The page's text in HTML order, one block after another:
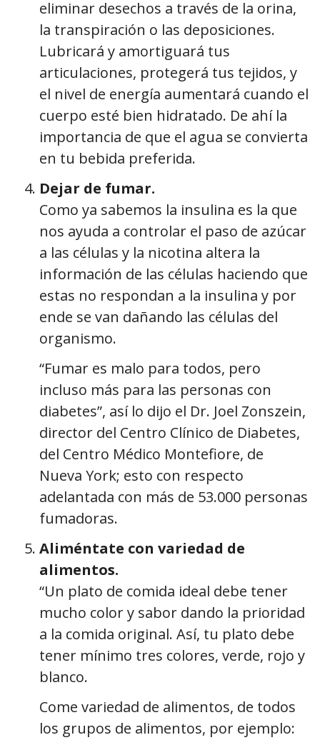
eliminar desechos a través de la orina,
la transpiración o las deposiciones.
Lubricará y amortiguará tus
articulaciones, protegerá tus tejidos, y
el nivel de energía aumentará cuando el
cuerpo esté bien hidratado. De ahí la
importancia de que el agua se convierta
en tu bebida preferida.
Dejar de fumar.
Como ya sabemos la insulina es la que
nos ayuda a controlar el paso de azúcar
a las células y la nicotina altera la
información de las células haciendo que
estas no respondan a la insulina y por
ende se van dañando las células del
organismo.
“Fumar es malo para todos, pero
incluso más para las personas con
diabetes”, así lo dijo el Dr. Joel Zonszein,
director del Centro Clínico de Diabetes,
del Centro Médico Montefiore, de
Nueva York; esto con respecto
adelantada con más de 53.000 personas
fumadoras.
Aliméntate con variedad de
alimentos.
“Un plato de comida ideal debe tener
mucho color y sabor dando la prioridad
a la comida original. Así, tu plato debe
tener mínimo tres colores, verde, rojo y
blanco.
Come variedad de alimentos, de todos
los grupos de alimentos, por ejemplo: